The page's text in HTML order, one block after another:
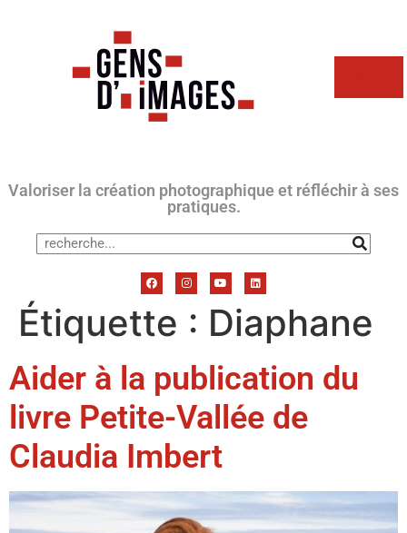
Valoriser la création photographique et réfléchir à ses
pratiques.
Étiquette : Diaphane
Aider à la publication du
livre Petite-Vallée de
Claudia Imbert